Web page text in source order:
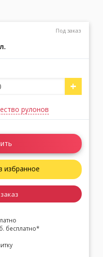
Под заказ
+
рулонов
избранное
бесплатно*